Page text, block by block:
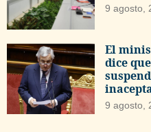
9 agosto,
El
dice
9 agosto,